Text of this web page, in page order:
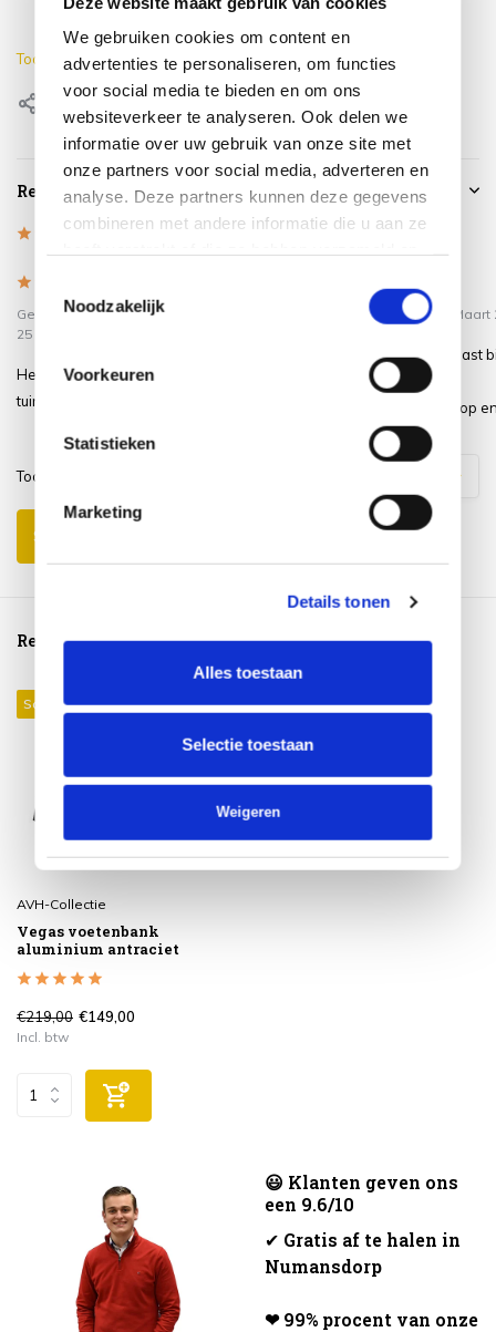
We gebruiken cookies om content en
advertenties te personaliseren, om functies
voor social media te bieden en om ons
websiteverkeer te analyseren. Ook delen we
informatie over uw gebruik van onze site met
onze partners voor social media, adverteren en
analyse. Deze partners kunnen deze gegevens
combineren met andere informatie die u aan ze
Noodzakelijk
Voorkeuren
Statistieken
Marketing
Details tonen
Alles toestaan
Selectie toestaan
Weigeren
Lengte 60 cm
Toon meer
Reviews
5/ 5 Based on 5 reviews
Gepost door:John van den heuvel
25 Juli 2026
Heerlijke voetenbankjes. Maakt de
tuinset compleet.
Gepost door: Vrijhof op 7 Maart
Voetenbankje die prima past
stoelen en tuintafel.
Geen montage,kussen erop
Toon
Schrijf je eigen review
Reeds bekeken
Sale 32%
AVH-Collectie
Vegas voetenbank
aluminium antraciet
€219,00 €149,00
Incl. btw
😃 Klanten geven ons
een 9.6/10
✔ Gratis af te halen in
Numansdorp
❤ 99% procent van onze